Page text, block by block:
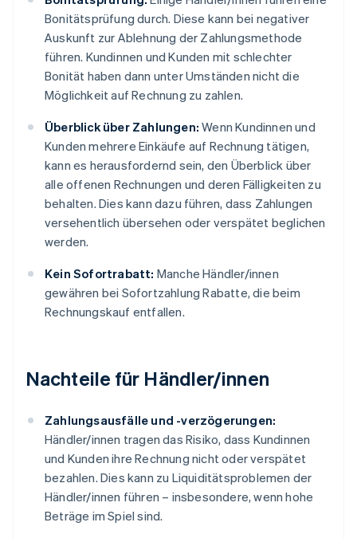
Bonitätsprüfung durch. Diese kann bei negativer
Auskunft zur Ablehnung der Zahlungsmethode
führen. Kundinnen und Kunden mit schlechter
Bonität haben dann unter Umständen nicht die
Möglichkeit auf Rechnung zu zahlen.
Überblick über Zahlungen: Wenn Kundinnen und
Kunden mehrere Einkäufe auf Rechnung tätigen,
kann es herausfordernd sein, den Überblick über
alle offenen Rechnungen und deren Fälligkeiten zu
behalten. Dies kann dazu führen, dass Zahlungen
versehentlich übersehen oder verspätet beglichen
werden.
Kein Sofortrabatt: Manche Händler/innen
gewähren bei Sofortzahlung Rabatte, die beim
Rechnungskauf entfallen.
Nachteile für Händler/innen
Zahlungsausfälle und -verzögerungen:
Händler/innen tragen das Risiko, dass Kundinnen
und Kunden ihre Rechnung nicht oder verspätet
bezahlen. Dies kann zu Liquiditätsproblemen der
Händler/innen führen – insbesondere, wenn hohe
Beträge im Spiel sind.